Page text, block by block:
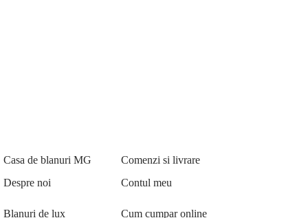
Casa de blanuri MG
Despre noi
Blanuri de lux
Comenzi si livrare
Contul meu
Cum cumpar online